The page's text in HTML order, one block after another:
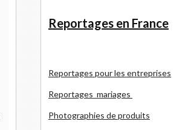
Reportages en France
Reportages pour les entreprises
Reportages mariages
Photographies de produits